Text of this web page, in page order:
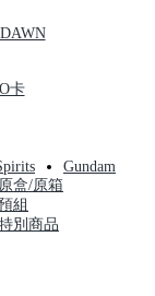
卡
原盒/原箱
組
別商品
Gundam